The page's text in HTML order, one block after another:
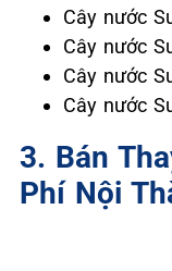
Cây nước
Cây nước
Cây nước
Cây nước
3. Bán
Phí Nội